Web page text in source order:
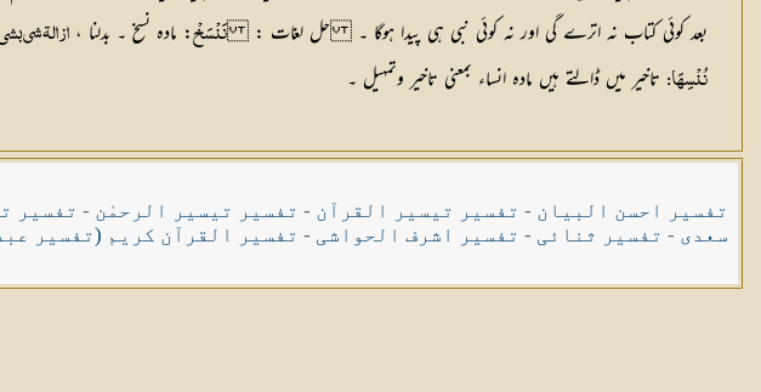
بعد کوئی کتاب نہ اترے گی اور نہ کوئی نبی ہی پیدا ہوگا ۔حل لغات : نَنْسَخْ: مادہ نسخ ۔ بدلنا ، ازالۃ شی
نُنْسِهَا: تاخیر میں ڈالتے ہیں مادہ انساء بمعنی تاخیر وتمہیل ۔
تفسیر احسن البیان - تفسیر تیسیر القرآن - تفسیر تیسیر الرحمٰن - تفسیر
سعدی - تفسیر ثنائی - تفسیر اشرف الحواشی - تفسیر القرآن کریم (تفسیر